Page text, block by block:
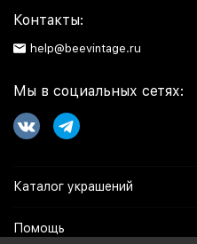
Контакты:
help@beevintage.ru
Мы в социальных сетях:
Каталог украшений
Помощь